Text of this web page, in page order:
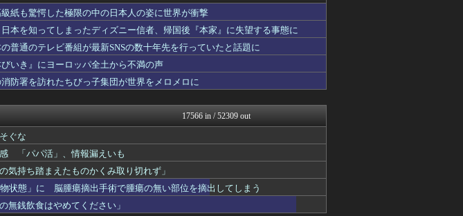
乃木通 乃木坂46櫻坂46...
寄せ書きで全力応援！
Vtuberまとめるよ～ん
人が発熱や腹痛など訴え...
明日は何を食べようか
ｗｗｗｗｗｗｗｗ
アナ速‐女子アナ画像速報
うですよ🚃
【2ch】ニュー速クオリテ...
いた事が判明
マジキチ速報
けおけお速報
到するはずが、NAV...
い」
れてしまう
…小池百合子知事「多くの方...
常識的に考えた
レビも見させない！！！！！...
まとめたニュース
なんじぇいスタジアム＠なん...
。その数分後、思わぬ結末を...
素敵な鬼女様
紙も驚愕した極限の中の日本人の姿に世界が衝撃
本を知ってしまったディズニー信者、帰国後『本家』に失望する事態に
普通のテレビ番組が最新SNSの数十年先を行っていたと話題に
いき』にヨーロッパ全土から不満の声
防署を訪れたちびっ子集団が世界をメロメロに
17566 in / 52309 out
ぐな
「パパ活」、情報漏えいも
気持ち踏まえたものかくみ取り切れず」
状態」に 脳腫瘍摘出手術で腫瘍の無い部位を摘出してしまう
無銭飲食はやめてください」